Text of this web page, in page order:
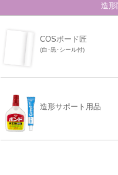
造形
COSボード匠
(白･黒･シール付)
造形サポート用品